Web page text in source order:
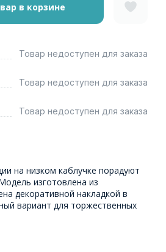
в корзине
Товар недоступен для заказа
Товар недоступен для заказа
Товар недоступен для заказа
на низком каблучке порадуют
изготовлена из
декоративной накладкой в
вариант для торжественных